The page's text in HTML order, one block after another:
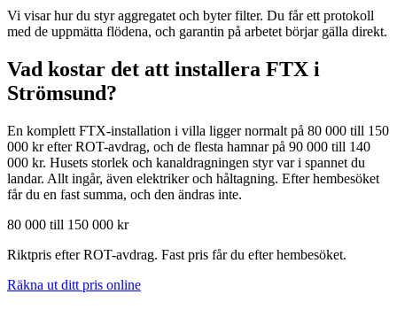
Vi visar hur du styr aggregatet och byter filter. Du får ett protokoll
med de uppmätta flödena, och garantin på arbetet börjar gälla direkt.
Vad kostar det att installera FTX i
Strömsund?
En komplett FTX-installation i villa ligger normalt på 80 000 till 150
000 kr efter ROT-avdrag, och de flesta hamnar på 90 000 till 140
000 kr. Husets storlek och kanaldragningen styr var i spannet du
landar. Allt ingår, även elektriker och håltagning. Efter hembesöket
får du en fast summa, och den ändras inte.
80 000 till 150 000 kr
Riktpris efter ROT-avdrag. Fast pris får du efter hembesöket.
Räkna ut ditt pris online